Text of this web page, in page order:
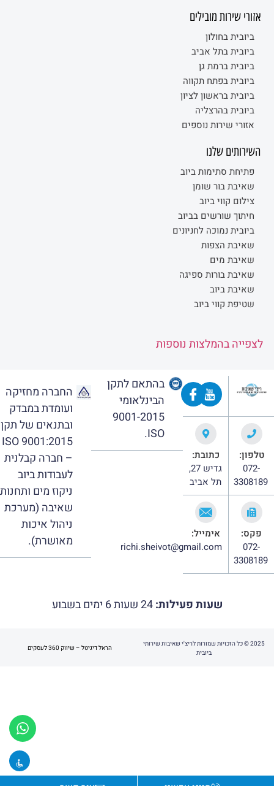
אזורי שירות מובילים
ביובית בחולון
ביובית בתל אביב
ביובית ברמת גן
ביובית בפתח תקווה
ביובית בראשון לציון
ביובית בהרצליה
אזורי שירות נוספים
השירותים שלנו
פתיחת סתימות ביוב
שאיבת בור שומן
צילום קווי ביוב
חיתוך שורשים בביוב
ביובית נמוכה לחניונים
שאיבת הצפות
שאיבת מים
שאיבת בורות ספיגה
שאיבת ביוב
שטיפת קווי ביוב
לצפייה בהמלצות נוספות
טלפון:
072-
3308189
כתובת:
גדיש 27,
תל אביב
פקס:
072-
3308189
אימייל:
richi.sheivot@gmail.com
בהתאם לתקן
הבינלאומי
9001-2015
ISO.
החברה מחזיקה
ועומדת במבדק
ובתנאים של תקן
ISO 9001:2015
– חברה קבלנית
לעבודות ביוב
ניקוז מים ותחנות
שאיבה (מערכת
ניהול איכות
מאושרת).
שעות פעילות:24 שעות 6 ימים בשבוע
2025 © כל הזכויות שמורות לריצ'י שאיבות שירותי
ביובית
הראל דיגיטל – שיווק 360 לעסקים